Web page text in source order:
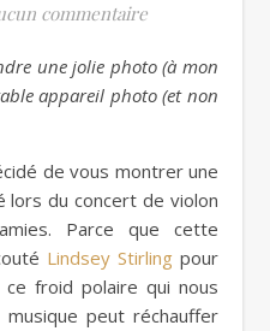
commentaire
appareil photo (et non
de vous montrer une
lors du concert de violon
Parce que cette
Lindsey Stirling pour
froid polaire qui nous
peut réchauffer